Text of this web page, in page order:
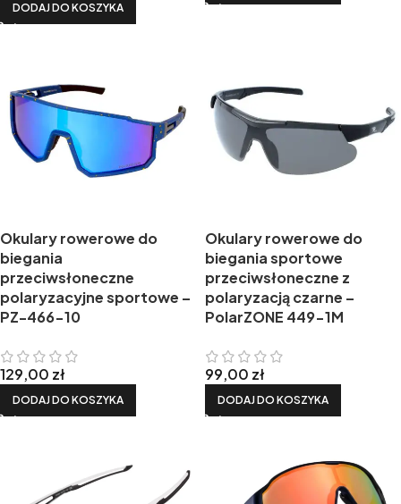
DODAJ DO KOSZYKA
Okulary rowerowe do
biegania
przeciwsłoneczne
polaryzacyjne sportowe –
PZ-466-10
129,00 zł
DODAJ DO KOSZYKA
Okulary rowerowe do
biegania sportowe
przeciwsłoneczne z
polaryzacją czarne –
PolarZONE 449-1M
99,00 zł
DODAJ DO KOSZYKA